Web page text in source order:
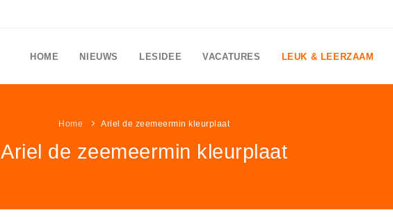
HOME NIEUWS LESIDEE VACATURES LEUK & LEERZAAM
Home Ariel de zeemeermin kleurplaat
Ariel de zeemeermin kleurplaat